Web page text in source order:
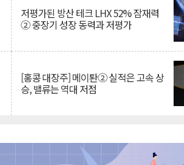
저평가된 방산 테크 LHX 52% 잠재력
② 중장기 성장 동력과 저평가
[홍콩 대장주] 메이퇀② 실적은 고속 상
승, 밸류는 역대 저점